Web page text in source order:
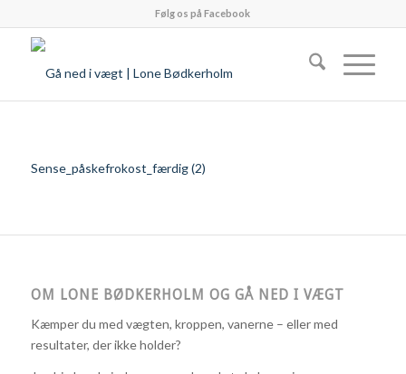
Følg os på Facebook
Sense_påskefrokost_færdig (2)
OM LONE BØDKERHOLM OG GÅ NED I VÆGT
Kæmper du med vægten, kroppen, vanerne – eller med
resultater, der ikke holder?